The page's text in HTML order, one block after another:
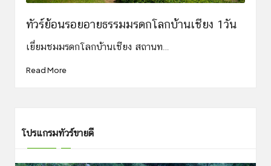
ทัวร์ย้อนรอยอายธรรมมรดกโลกบ้านเชียง 1วัน
เยี่ยมชมมรดกโลกบ้านเชียง สถานท…
Read More
โปรแกรมทัวร์ขายดี